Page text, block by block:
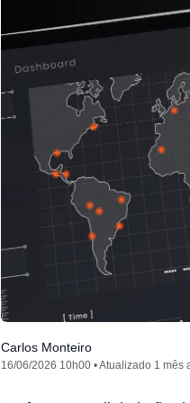
Carlos Monteiro
16/06/2026 10h00 • Atualizado 1 mês